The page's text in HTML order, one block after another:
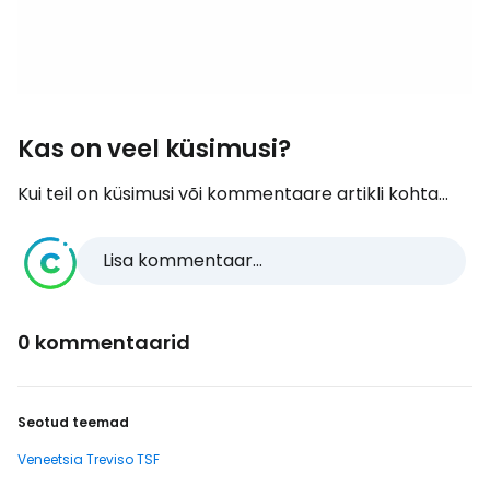
Kas on veel küsimusi?
Kui teil on küsimusi või kommentaare artikli kohta...
Lisa kommentaar...
0 kommentaarid
Seotud teemad
Veneetsia Treviso TSF